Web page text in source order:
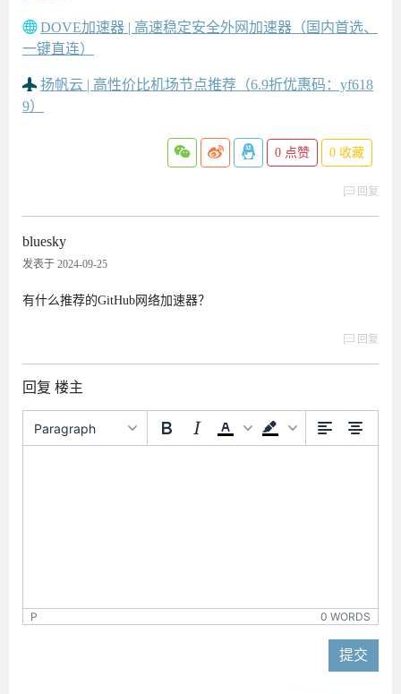
DOVE加速器 | 高速稳定安全外网加速器（国内首选、
一键直连）
扬帆云 | 高性价比机场节点推荐（6.9折优惠码：yf618
9）
0 点赞 0 收藏
回复
bluesky
发表于 2024-09-25
有什么推荐的GitHub网络加速器？
回复
回复 楼主
Paragraph
P 0 WORDS
提交